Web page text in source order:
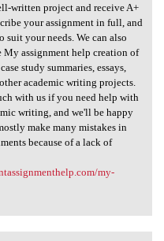
written project and receive A+
your assignment in full, and
suit your needs. We can also
assignment help creation of
study summaries, essays,
academic writing projects.
with us if you need help with
writing, and we'll be happy
make many mistakes in
because of a lack of
my-